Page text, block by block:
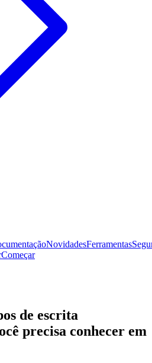
NovidadesFerramentas
Começar
de escrita
precisa conhecer em